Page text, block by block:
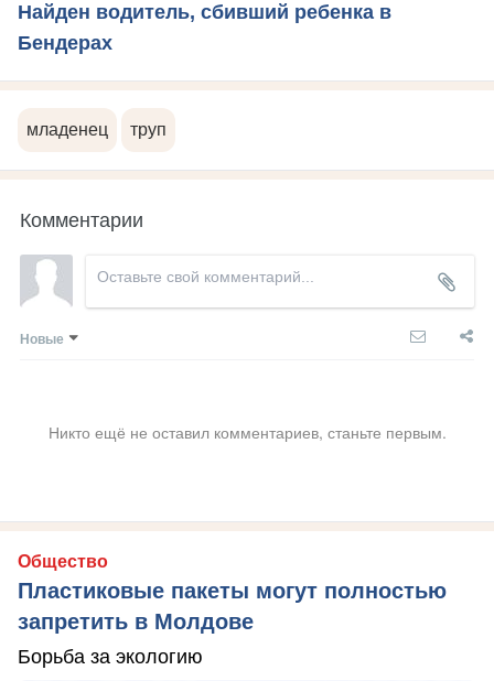
Найден водитель, сбивший ребенка в
Бендерах
младенец труп
Комментарии
Новые
Никто ещё не оставил комментариев, станьте первым.
Общество
Пластиковые пакеты могут полностью
запретить в Молдове
Борьба за экологию